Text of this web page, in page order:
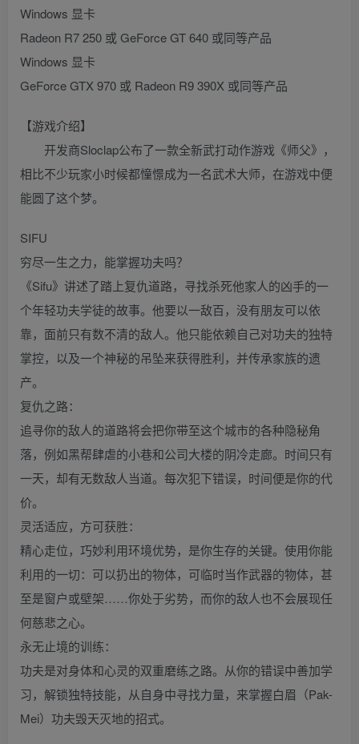
Windows 显卡
Radeon R7 250 或 GeForce GT 640 或同等产品
Windows 显卡
GeForce GTX 970 或 Radeon R9 390X 或同等产品
【游戏介绍】
开发商Sloclap公布了一款全新武打动作游戏《师父》，
相比不少玩家小时候都憧憬成为一名武术大师，在游戏中便
能圆了这个梦。
SIFU
穷尽一生之力，能掌握功夫吗？
《Sifu》讲述了踏上复仇道路，寻找杀死他家人的凶手的一
个年轻功夫学徒的故事。他要以一敌百，没有朋友可以依
靠，面前只有数不清的敌人。他只能依赖自己对功夫的独特
掌控，以及一个神秘的吊坠来获得胜利，并传承家族的遗
产。
复仇之路：
追寻你的敌人的道路将会把你带至这个城市的各种隐秘角
落，例如黑帮肆虐的小巷和公司大楼的阴冷走廊。时间只有
一天，却有无数敌人当道。每次犯下错误，时间便是你的代
价。
灵活适应，方可获胜：
精心走位，巧妙利用环境优势，是你生存的关键。使用你能
利用的一切：可以扔出的物体，可临时当作武器的物体，甚
至是窗户或壁架……你处于劣势，而你的敌人也不会展现任
何慈悲之心。
永无止境的训练：
功夫是对身体和心灵的双重磨练之路。从你的错误中善加学
习，解锁独特技能，从自身中寻找力量，来掌握白眉（Pak-
Mei）功夫毁天灭地的招式。